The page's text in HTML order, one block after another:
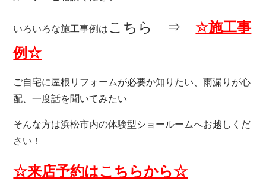
いろいろな施工事例は こちら ⇒ ☆施工事
例☆
ご自宅に屋根リフォームが必要か知りたい、雨漏りが心
配、一度話を聞いてみたい
そんな方は浜松市内の体験型ショールームへお越しくだ
さい！
☆来店予約はこちらから☆